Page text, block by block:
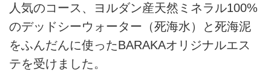
人気のコース、ヨルダン産天然ミネラル100%
のデッドシーウォーター（死海水）と死海泥
をふんだんに使ったBARAKAオリジナルエス
テを受けました。